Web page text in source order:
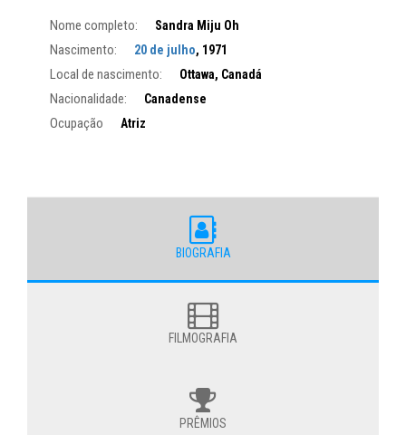
Nome completo: Sandra Miju Oh
Nascimento: 20 de julho, 1971
Local de nascimento: Ottawa, Canadá
Nacionalidade: Canadense
Ocupação Atriz
BIOGRAFIA
FILMOGRAFIA
PRÊMIOS